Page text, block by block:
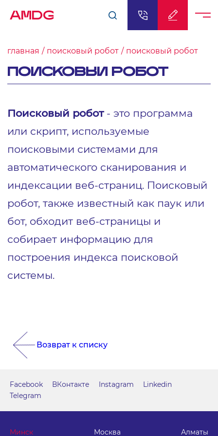
AMDG
главная поисковый робот поисковый робот
ПОИСКОВЫЙ РОБОТ
Поисковый робот- это программа
или скрипт, используемые
поисковыми системами для
автоматического сканирования и
индексации веб-страниц. Поисковый
робот, также известный как паук или
бот, обходит веб-страницы и
собирает информацию для
построения индекса поисковой
системы.
Возврат к списку
Минск Москва Алматы
Facebook ВКонтакте Instagram
Linkedin
Telegram